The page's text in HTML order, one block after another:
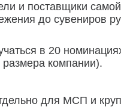
и поставщики
до сувениров
в 20
компании).
для МСП и